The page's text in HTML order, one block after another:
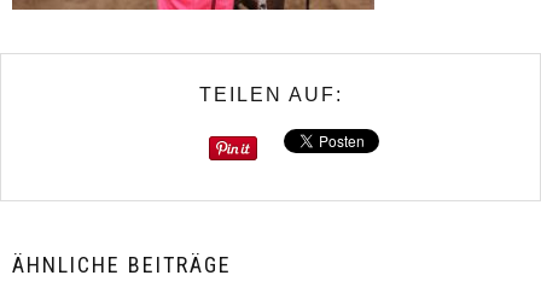
TEILEN AUF:
ÄHNLICHE BEITRÄGE